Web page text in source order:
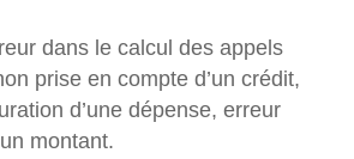
dans le calcul des appels
prise en compte d’un crédit,
d’une dépense, erreur
montant.